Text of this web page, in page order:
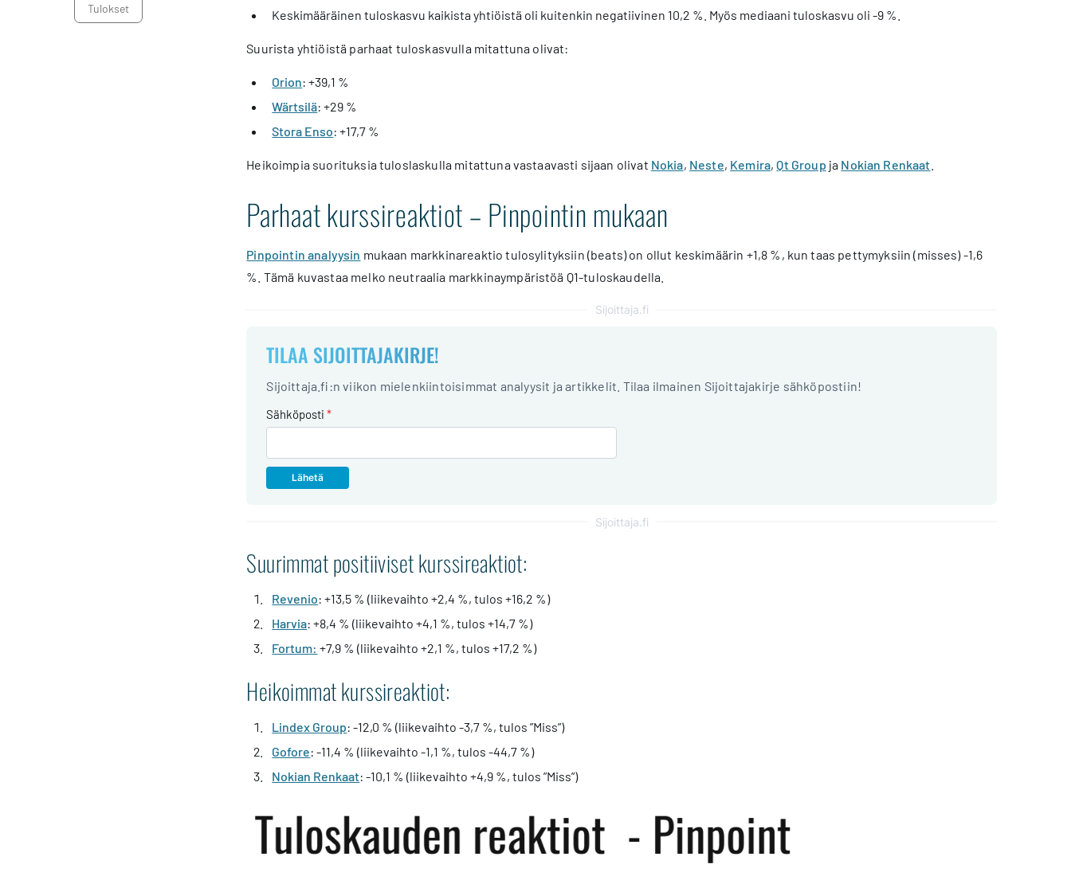
tulokset
Keskimääräinen tuloskasvu kaikista yhtiöistä oli kuitenkin negatiivinen 10,2 %. Myös mediaani tuloskasvu oli -9 %.
Suurista yhtiöistä parhaat tuloskasvulla mitattuna olivat:
Orion: +39,1 %
Wärtsilä: +29 %
Stora Enso: +17,7 %
Heikoimpia suorituksia tuloslaskulla mitattuna vastaavasti sijaan olivat Nokia, Neste, Kemira,Qt Group ja Nokian Renkaat
Parhaat kurssireaktiot – Pinpointin mukaan
Pinpointin analyysin mukaan markkinareaktio tulosylityksiin (beats) on ollut keskimäärin +1,8 %, kun taas pettymyksiin (misses) -1,6
%. Tämä kuvastaa melko neutraalia markkinaympäristöä Q1-tuloskaudella.
Sijoittaja.fi
TILAA SIJOITTAJAKIRJE!
Sijoittaja.fi:n viikon mielenkiintoisimmat analyysit ja artikkelit. Tilaa ilmainen Sijoittajakirje sähköpostiin!
Sähköposti *
Sijoittaja.fi
Suurimmat positiiviset kurssireaktiot:
Revenio: +13,5 % (liikevaihto +2,4 %, tulos +16,2 %)
Harvia: +8,4 % (liikevaihto +4,1 %, tulos +14,7 %)
Fortum: +7,9 % (liikevaihto +2,1 %, tulos +17,2 %)
Heikoimmat kurssireaktiot:
Lindex Group: -12,0 % (liikevaihto -3,7 %, tulos ”Miss”)
Gofore: -11,4 % (liikevaihto -1,1 %, tulos -44,7 %)
Nokian Renkaat: -10,1 % (liikevaihto +4,9 %, tulos ”Miss”)